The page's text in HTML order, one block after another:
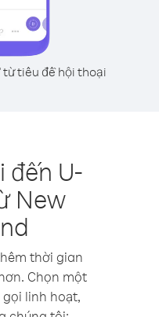
từ tiêu đề hội thoại
đến U-
New
thời gian
Chọn một
linh hoạt,